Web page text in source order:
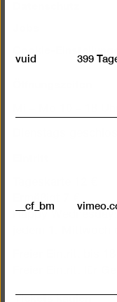
Happy
Tickets kaufen
vuid 399
__cf_bm